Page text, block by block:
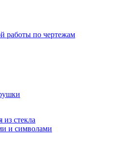
работы по чертежам
из стекла
и символами